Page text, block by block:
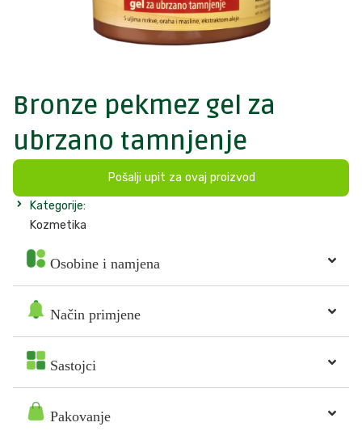
Bronze pekmez gel za
ubrzano tamnjenje
Pošalji upit za ovaj proizvod
Kategorije:
Kozmetika
Osobine i namjena
Način primjene
Sastojci
Pakovanje